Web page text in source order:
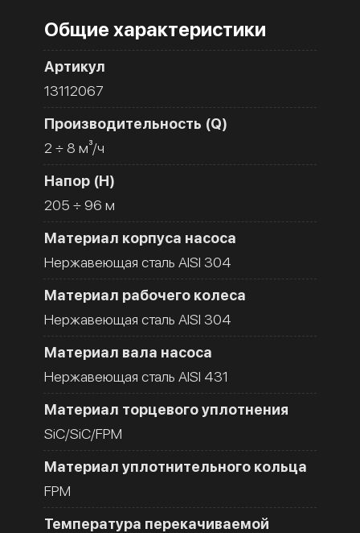
Общие характеристики
Артикул
13112067
Производительность (Q)
2 ÷ 8 м³/ч
Напор (H)
205 ÷ 96 м
Материал корпуса насоса
Нержавеющая сталь AISI 304
Материал рабочего колеса
Нержавеющая сталь AISI 304
Материал вала насоса
Нержавеющая сталь AISI 431
Материал торцевого уплотнения
SiC/SiC/FPM
Материал уплотнительного кольца
FPM
Температура перекачиваемой